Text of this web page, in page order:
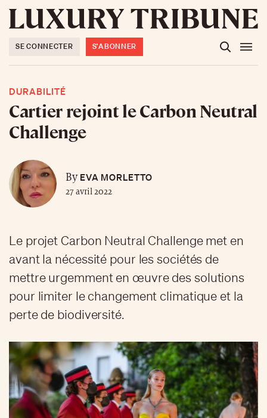
SE CONNECTER S'ABONNER
DURABILITÉ
Cartier rejoint le Carbon Neutral
Challenge
ByEVA MORLETTO
27 avril 2022
Le projet Carbon Neutral Challenge met en
avant la nécessité pour les sociétés de
mettre urgemment en œuvre des solutions
pour limiter le changement climatique et la
perte de biodiversité.